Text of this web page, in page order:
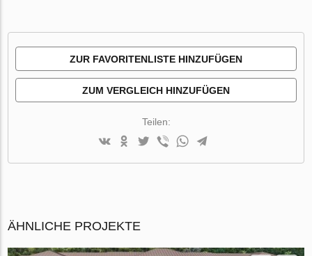
ZUR FAVORITENLISTE HINZUFÜGEN
ZUM VERGLEICH HINZUFÜGEN
Teilen:
ÄHNLICHE PROJEKTE